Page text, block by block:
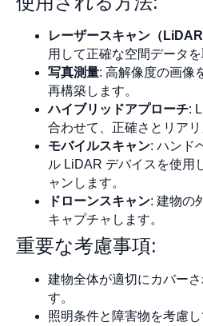
レーザースキャン（LiDAR
用して正確な空間データを
写真測量: 高解像度の画像
再構築します。
ハイブリッドアプローチ:
合わせて、正確さとリアリ
モバイルスキャン: ハンド
ル LiDAR デバイスを使用
ャンします。
ドローンスキャン: 建物の
キャプチャします。
重要な考慮事項:
建物全体が適切にカバー
す。
照明条件と障害物を考慮し